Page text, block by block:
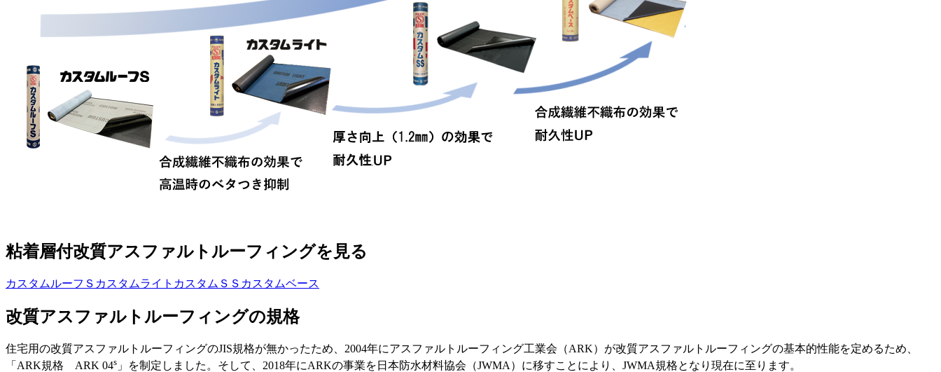
粘着層付改質アスファルトルーフィングを見る
カスタムルーフＳ カスタムライト カスタムＳＳ カスタムベース
改質アスファルトルーフィングの規格
住宅用の改質アスファルトルーフィングのJIS規格が無かったため、2004年にアスファルトルーフィング工業会（ARK）が改質アスファルトルーフィングの基本的性能を定めるため、
「ARK規格 ARK 04s 」を制定しました。そして、2018年にARKの事業を日本防水材料協会（JWMA）に移すことにより、JWMA規格となり現在に至ります。